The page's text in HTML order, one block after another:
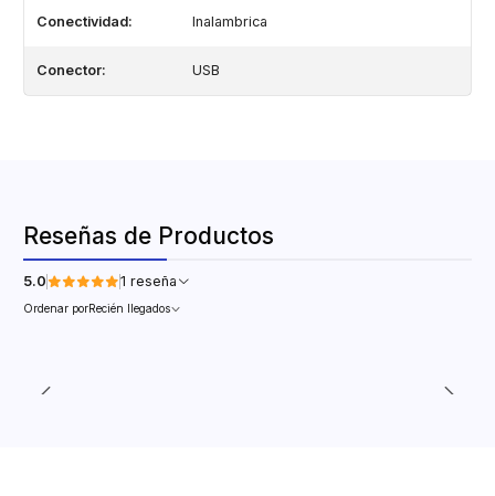
Conectividad: Inalambrica
Conector: USB
Reseñas de Productos
5.0 1 reseña
Ordenar porRecién llegados